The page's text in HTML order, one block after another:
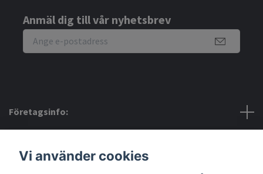
Anmäl dig till vår nyhetsbrev
Företagsinfo:
Vi använder cookies